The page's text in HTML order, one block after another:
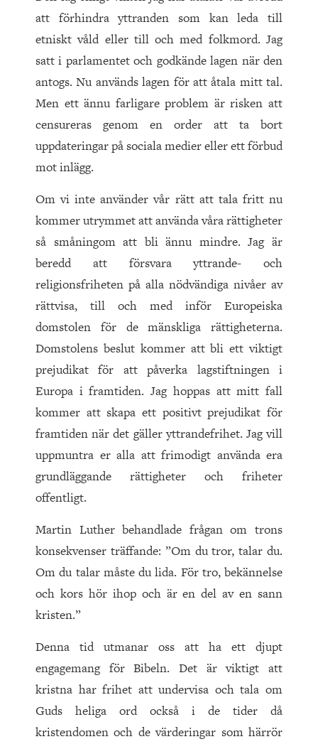
att förhindra yttranden som kan leda till
etniskt våld eller till och med folkmord. Jag
satt i parlamentet och godkände lagen när den
antogs. Nu används lagen för att åtala mitt tal.
Men ett ännu farligare problem är risken att
censureras genom en order att ta bort
uppdateringar på sociala medier eller ett förbud
mot inlägg.
Om vi inte använder vår rätt att tala fritt nu
kommer utrymmet att använda våra rättigheter
så småningom att bli ännu mindre. Jag är
beredd att försvara yttrande- och
religionsfriheten på alla nödvändiga nivåer av
rättvisa, till och med inför Europeiska
domstolen för de mänskliga rättigheterna.
Domstolens beslut kommer att bli ett viktigt
prejudikat för att påverka lagstiftningen i
Europa i framtiden. Jag hoppas att mitt fall
kommer att skapa ett positivt prejudikat för
framtiden när det gäller yttrandefrihet. Jag vill
uppmuntra er alla att frimodigt använda era
grundläggande rättigheter och friheter
offentligt.
Martin Luther behandlade frågan om trons
konsekvenser träffande: ”Om du tror, talar du.
Om du talar måste du lida. För tro, bekännelse
och kors hör ihop och är en del av en sann
kristen.”
Denna tid utmanar oss att ha ett djupt
engagemang för Bibeln. Det är viktigt att
kristna har frihet att undervisa och tala om
Guds heliga ord också i de tider då
kristendomen och de värderingar som härrör